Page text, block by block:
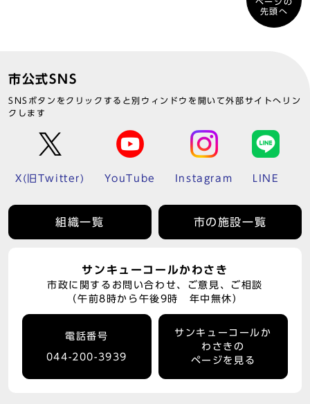
先頭へ
市公式SNS
SNSボタンをクリックすると別ウィンドウを開いて外部サイトへリン
クします
X(旧Twitter) YouTube Instagram LINE
組織一覧 市の施設一覧
サンキューコールかわさき
市政に関するお問い合わせ、ご意見、ご相談
（午前8時から午後9時 年中無休）
電話番号
044-200-3939
サンキューコールか
わさきの
ページを見る